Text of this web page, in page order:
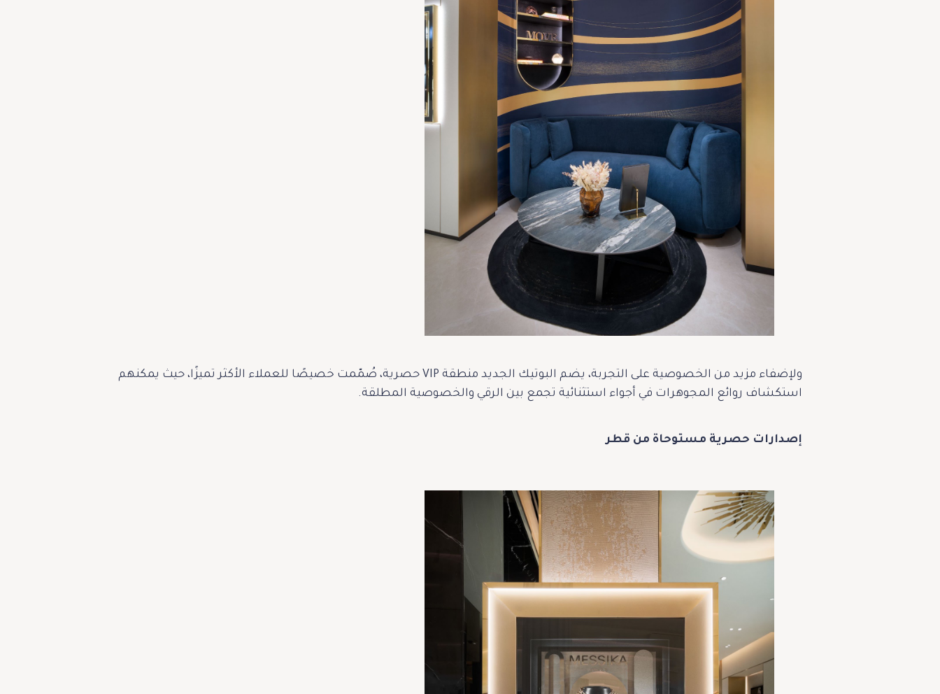
ولإضفاء مزيد من الخصوصية على التجربة، يضم البوتيك الجديد منطقة VIP حصرية، صُمّمت خصيصًا للعملاء الأكثر تميزًا، حيث يمكنهم
استكشاف روائع المجوهرات في أجواء استثنائية تجمع بين الرقي والخصوصية المطلقة.
إصدارات حصرية مستوحاة من قطر